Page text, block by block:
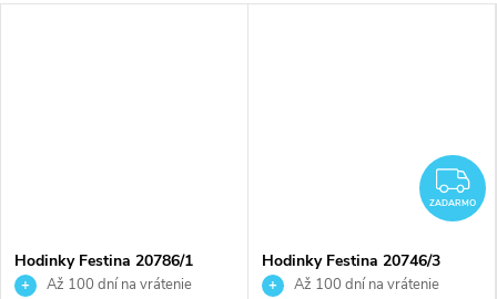
Hodinky Festina 20786/1
Až 100 dní na vrátenie
ZADARMO
Hodinky Festina 20746/3
Až 100 dní na vrátenie